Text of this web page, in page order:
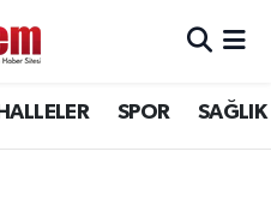
SPOR SAĞLIK